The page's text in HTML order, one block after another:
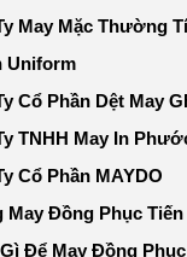
May Mặc Thường
Uniform
Cổ Phần Dệt May
TNHH May In
Cổ Phần MAYDO
May Đồng Phục Tiến
Để May Đồng